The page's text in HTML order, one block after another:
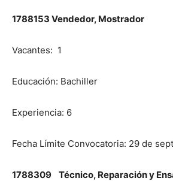
1788153 Vendedor, Mostrador
Vacantes: 1
Educación: Bachiller
Experiencia: 6
Fecha Límite Convocatoria: 29 de
1788309 Técnico, Reparación y